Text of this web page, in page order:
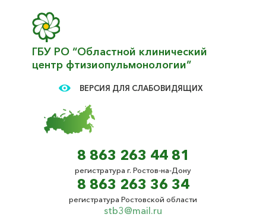
ГБУ РО “Областной клинический
центр фтизиопульмонологии”
ВЕРСИЯ ДЛЯ СЛАБОВИДЯЩИХ
8 863 263 44 81
регистратура г. Ростов-на-Дону
8 863 263 36 34
регистратура Ростовской области
stb3@mail.ru